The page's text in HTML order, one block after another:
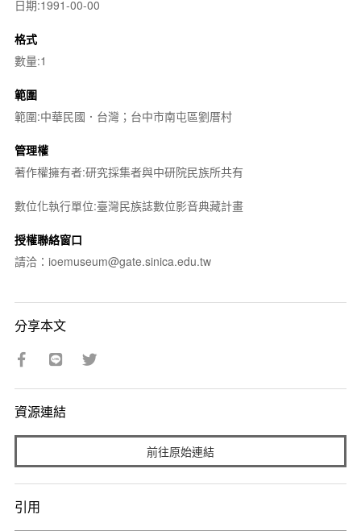
日期:1991-00-00
格式
數量:1
範圍
範圍:中華民國．台灣；台中市南屯區劉厝村
管理權
著作權擁有者:研究採集者與中研院民族所共有
數位化執行單位:臺灣民族誌數位影音典藏計畫
授權聯絡窗口
請洽：ioemuseum@gate.sinica.edu.tw
分享本文
資源連結
前往原始連結
引用